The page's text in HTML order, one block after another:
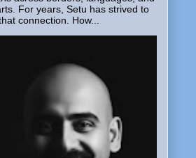
For years, Setu has strived to
connection. How...